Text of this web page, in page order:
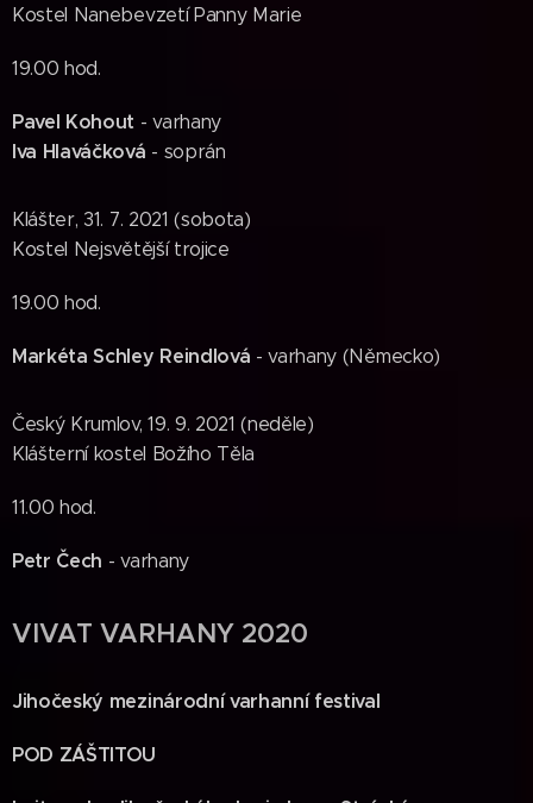
Kostel Nanebevzetí Panny Marie
19.00 hod.
Pavel Kohout - varhany
Iva Hlaváčková - soprán
Klášter, 31. 7. 2021 (sobota)
Kostel Nejsvětější trojice
19.00 hod.
Markéta Schley Reindlová - varhany (Německo)
Český Krumlov, 19. 9. 2021 (neděle)
Klášterní kostel Božího Těla
11.00 hod.
Petr Čech - varhany
VIVAT VARHANY 2020
Jihočeský mezinárodní varhanní festival
POD ZÁŠTITOU